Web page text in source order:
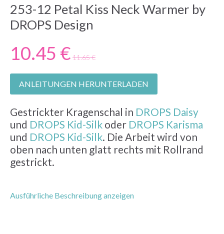
253-12 Petal Kiss Neck Warmer by
DROPS Design
10.45 € 11.65 €
ANLEITUNGEN HERUNTERLADEN
Gestrickter Kragenschal in DROPS Daisy
und DROPS Kid-Silk oder DROPS Karisma
und DROPS Kid-Silk. Die Arbeit wird von
oben nach unten glatt rechts mit Rollrand
gestrickt.
Ausführliche Beschreibung anzeigen